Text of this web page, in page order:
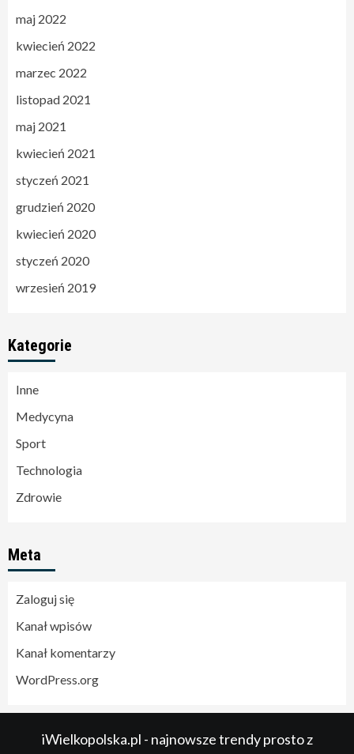
maj 2022
kwiecień 2022
marzec 2022
listopad 2021
maj 2021
kwiecień 2021
styczeń 2021
grudzień 2020
kwiecień 2020
styczeń 2020
wrzesień 2019
Kategorie
Inne
Medycyna
Sport
Technologia
Zdrowie
Meta
Zaloguj się
Kanał wpisów
Kanał komentarzy
WordPress.org
iWielkopolska.pl - najnowsze trendy prosto z